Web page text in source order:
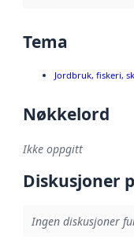
Tema
Jordbruk, fiskeri,
Nøkkelord
Ikke oppgitt
Diskusjoner
Ingen diskusjoner